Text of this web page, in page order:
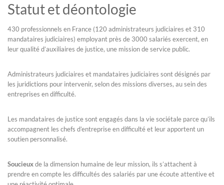
Statut et déontologie
430 professionnels en France (120 administrateurs judiciaires et 310
mandataires judiciaires) employant près de 3000 salariés exercent, en
leur qualité d’auxiliaires de justice, une mission de service public.
Administrateurs judiciaires et mandataires judiciaires sont désignés par
les juridictions pour intervenir, selon des missions diverses, au sein des
entreprises en difficulté.
Les mandataires de justice sont engagés dans la vie sociétale parce qu’ils
accompagnent les chefs d’entreprise en difficulté et leur apportent un
soutien personnalisé.
Soucieuxde la dimension humaine de leur mission, ils s’attachent à
prendre en compte les difficultés des salariés par une écoute attentive et